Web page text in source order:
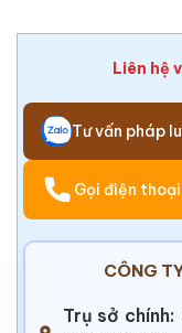
Liên hệ
Tư vấn pháp
Gọi điện
CÔNG
Trụ sở chính: